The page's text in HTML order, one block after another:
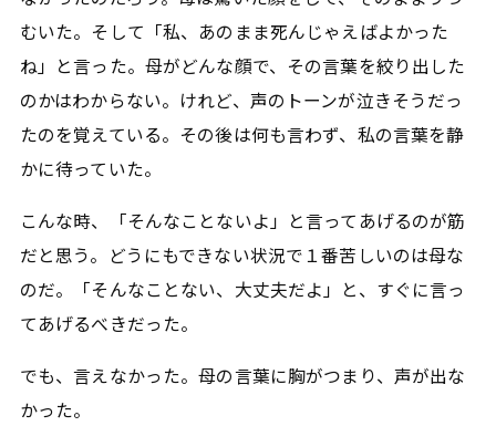
むいた。そして「私、あのまま死んじゃえばよかった
ね」と言った。母がどんな顔で、その言葉を絞り出した
のかはわからない。けれど、声のトーンが泣きそうだっ
たのを覚えている。その後は何も言わず、私の言葉を静
かに待っていた。
こんな時、「そんなことないよ」と言ってあげるのが筋
だと思う。どうにもできない状況で１番苦しいのは母な
のだ。「そんなことない、大丈夫だよ」と、すぐに言っ
てあげるべきだった。
でも、言えなかった。母の言葉に胸がつまり、声が出な
かった。